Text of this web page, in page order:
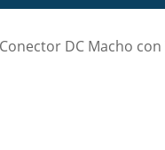
DC Macho